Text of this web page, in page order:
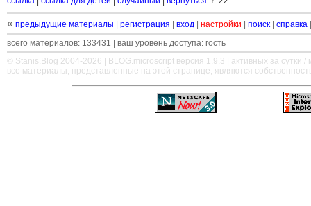
« предыдущие материалы регистрация вход настройки поиск справка
всего материалов: 133431 | ваш уровень доступа: гость
© Stanis.Blog 2004-2026 |
BLOG.microscript версия 1.9.3 | активных за сутки /
все материалы, представленные на этой странице, являются
—————————————————————